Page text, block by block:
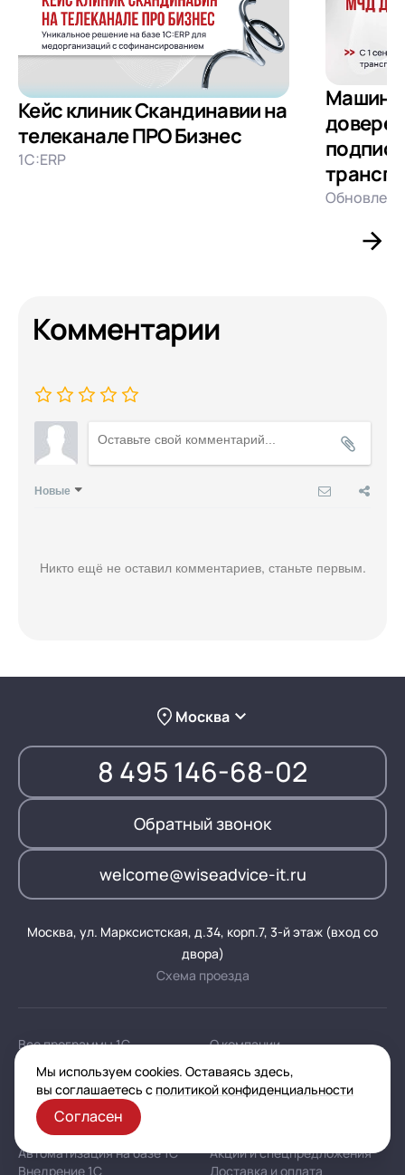
Кейс клиник Скандинавии на
телеканале ПРО Бизнес
1С:ERP
Комментарии
Новые
Никто ещё не оставил комментариев, станьте первым.
Москва
8 495 146-68-02
Обратный звонок
welcome@wiseadvice-it.ru
Москва, ул. Марксистская, д.34, корп.7, 3-й этаж (вход со
двора)
Схема проезда
Все программы 1С
Консультации по 1С
Сопровождение 1С
Обновление 1С
Доработка 1С
Автоматизация на базе 1С
Внедрение 1С
О компании
Работа у нас
Блог
Акции и спецпредложения
Доставка и оплата
Мы используем cookies. Оставаясь здесь,
вы соглашаетесь с политикой конфиденциальности
Согласен